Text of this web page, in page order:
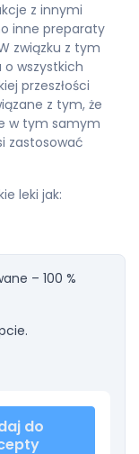
z innymi
inne preparaty
związku z tym
wszystkich
przeszłości
z tym, że
w tym samym
zastosować
leki jak:
– 100 %
do